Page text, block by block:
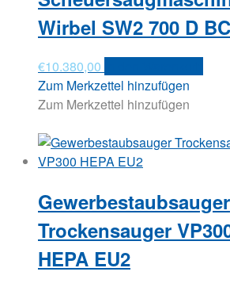
Wirbel SW2 700 D BC
€10.380,00
Zum Merkzettel hinzufügen
Zum Merkzettel hinzufügen
Gewerbestaubsauger
Trockensauger
HEPA EU2